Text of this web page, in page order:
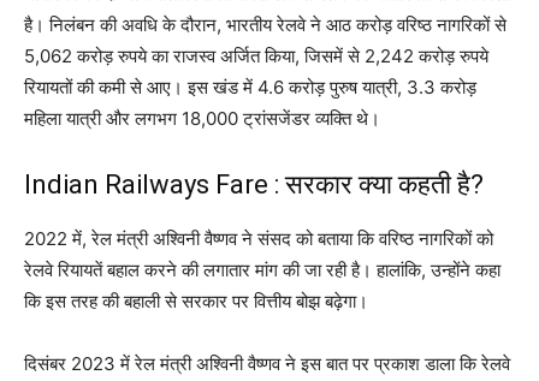
है। निलंबन की अवधि के दौरान, भारतीय रेलवे ने आठ करोड़ वरिष्ठ नागरिकों से
5,062 करोड़ रुपये का राजस्व अर्जित किया, जिसमें से 2,242 करोड़ रुपये
रियायतों की कमी से आए। इस खंड में 4.6 करोड़ पुरुष यात्री, 3.3 करोड़
महिला यात्री और लगभग 18,000 ट्रांसजेंडर व्यक्ति थे।
Indian Railways Fare : सरकार क्या कहती है?
2022 में, रेल मंत्री अश्विनी वैष्णव ने संसद को बताया कि वरिष्ठ नागरिकों को
रेलवे रियायतें बहाल करने की लगातार मांग की जा रही है। हालांकि, उन्होंने कहा
कि इस तरह की बहाली से सरकार पर वित्तीय बोझ बढ़ेगा।
दिसंबर 2023 में रेल मंत्री अश्विनी वैष्णव ने इस बात पर प्रकाश डाला कि रेलवे